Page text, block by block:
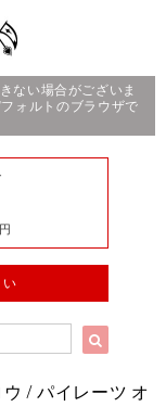
ない場合がございま
ォルトのブラウザで
/ パイレーツ オ